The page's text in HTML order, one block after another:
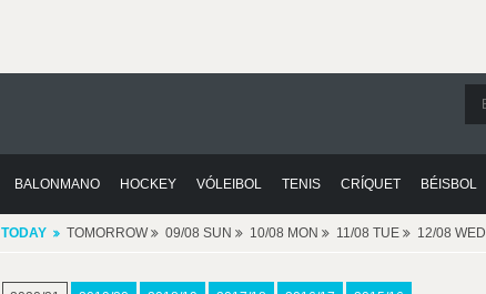
BALONMANO HOCKEY VÓLEIBOL TENIS CRÍQUET BÉISBOL
TODAY TOMORROW 09/08 SUN 10/08 MON 11/08 TUE 12/08 WED